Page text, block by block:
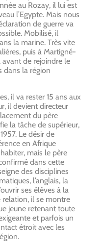
au Rozay, il lui est
l’Egypte. Mais nous
de guerre va
Mobilisé, il
la marine. Très vite
puis à Martigné-
avant de rejoindre le
dans la région
il va rester 15 ans aux
il devient directeur
du père
la tâche de supérieur,
Le désir de
en Afrique
mais le père
dans cette
des disciplines
l’anglais, la
ses élèves à la
il se montre
jeune retenant toute
et parfois un
étroit avec les